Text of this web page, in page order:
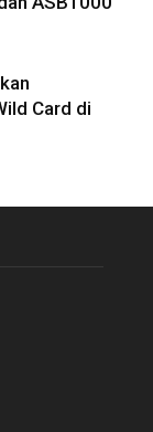
Card di